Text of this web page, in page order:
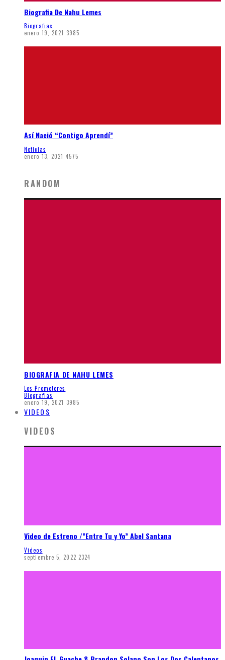
Biografia De Nahu Lemes
Biografias
enero 19, 2021 3985
Así Nació “Contigo Aprendí”
Noticias
enero 13, 2021 4575
RANDOM
BIOGRAFIA DE NAHU LEMES
Los Promotores
Biografias
enero 19, 2021 3985
VIDEOS
VIDEOS
Video de Estreno /”Entre Tu y Yo” Abel Santana
Videos
septiembre 5, 2022 2324